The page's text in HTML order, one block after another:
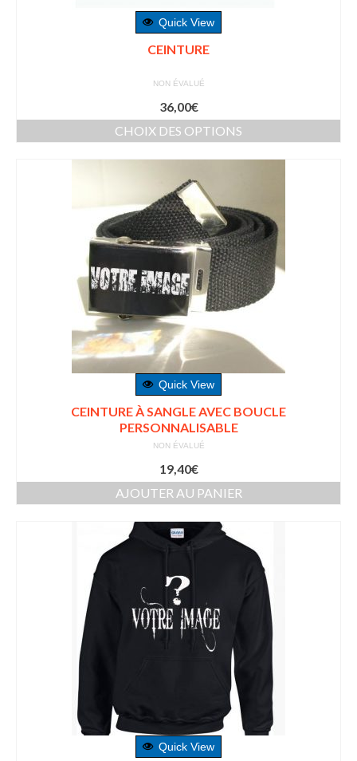
Quick View
CEINTURE
NON ÉVALUÉ
36,00€
CHOIX DES OPTIONS
Quick View
CEINTURE À SANGLE AVEC BOUCLE
PERSONNALISABLE
NON ÉVALUÉ
19,40€
AJOUTER AU PANIER
Quick View